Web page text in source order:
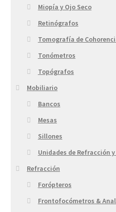
Miopía y Ojo Seco
Retinógrafos
Tomografía de
Tonómetros
Topógrafos
Mobiliario
Bancos
Mesas
Sillones
Unidades de Refracción
Refracción
Forópteros
Frontofocómetros &